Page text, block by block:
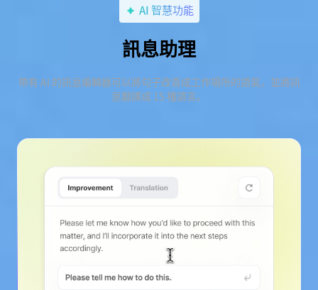
AI 智慧功能
訊息助理
帶有 AI 的訊息編輯器可以將句子改善成工作場所的語氣，並將訊
息翻譯成 15 種語言。